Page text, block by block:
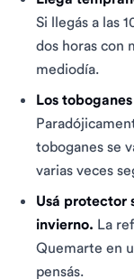
Si llegás a las
dos horas con
mediodía.
Los
toboganes se
varias veces
Usá protector
invierno. La
Quemarte en
pensás.